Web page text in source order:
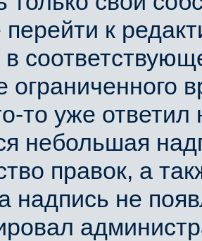
к
в
ограниченного
то уже
небольшая
правок, а
надпись не